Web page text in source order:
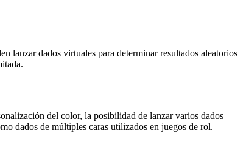
lanzar dados virtuales para determinar resultados aleatorios
del color, la posibilidad de lanzar varios dados
dados de múltiples caras utilizados en juegos de rol.